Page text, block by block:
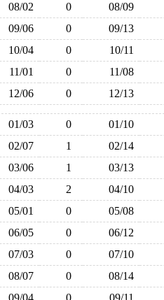
08/02 0
08/09
09/06 0
09/13
10/04 0
10/11
11/01 0
11/08
12/06 0 12/13
01/03 0
01/10
02/07 1
02/14
03/06 1
03/13
04/03 2
04/10
05/01 0
05/08
06/05 0
06/12
07/03 0
07/10
08/07 0
08/14
09/04 0
09/11